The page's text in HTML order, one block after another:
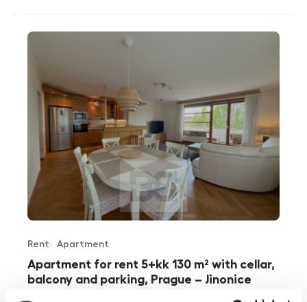
Apartment for rent 5+kk 130 m² with cellar,
balcony and parking, Prague – Jinonice
Offer type
Rent
Property type
Apartment